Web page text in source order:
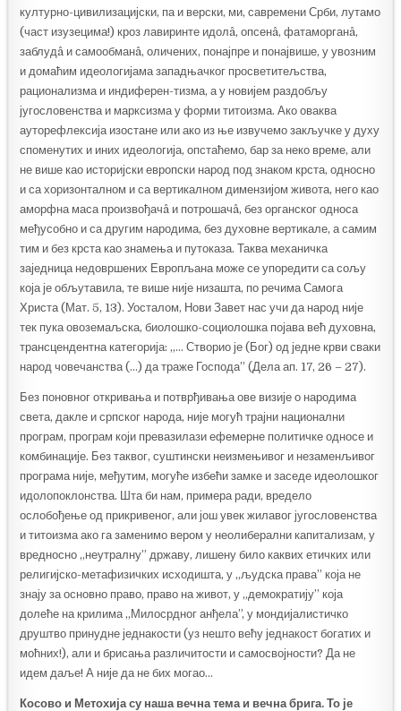
културно-цивилизацијски, па и верски, ми, савремени Срби, лутамо
(част изузецима!) кроз лавиринте идолâ, опсенâ, фатаморганâ,
заблудâ и самообманâ, оличених, понајпре и понајвише, у увозним
и домаћим идеологијама западњачког просветитељства,
рационализма и индиферен-тизма, а у новијем раздобљу
југословенства и марксизма у форми титоизма. Ако оваква
ауторефлексија изостане или ако из ње извучемо закључке у духу
споменутих и иних идеологија, опстаћемо, бар за неко време, али
не више као историјски европски народ под знаком крста, односно
и са хоризонталном и са вертикалном димензијом живота, него као
аморфна маса произвођачâ и потрошачâ, без органског односа
међусобно и са другим народима, без духовне вертикале, а самим
тим и без крста као знамења и путоказа. Таква механичка
заједница недовршених Европљана може се упоредити са сољу
која је обљутавила, те више није низашта, по речима Самога
Христа (Мат. 5, 13). Уосталом, Нови Завет нас учи да народ није
тек пука овоземаљска, биолошко-социолошка појава већ духовна,
трансцендентна категорија: „… Створио је (Бог) од једне крви сваки
народ човечанства (…) да траже Господа” (Дела ап. 17, 26 – 27).
Без поновног откривања и потврђивања ове визије о народима
света, дакле и српског народа, није могућ трајни национални
програм, програм који превазилази ефемерне политичке односе и
комбинације. Без таквог, суштински неизмењивог и незаменљивог
програма није, међутим, могуће избећи замке и заседе идеолошког
идолопоклонства. Шта би нам, примера ради, вредело
ослобођење од прикривеног, али још увек жилавог југословенства
и титоизма ако га заменимо вером у неолиберални капитализам, у
вредносно „неутралну” државу, лишену било каквих етичких или
религијско-метафизичких исходишта, у „људска права” која не
знају за основно право, право на живот, у „демократију” која
долеће на крилима „Милосрдног анђела”, у мондијалистичко
друштво принудне једнакости (уз нешто већу једнакост богатих и
моћних!), али и брисања различитости и самосвојности? Да не
идем даље! А није да не бих могао…
Косово и Метохија су наша вечна тема и вечна брига. То је